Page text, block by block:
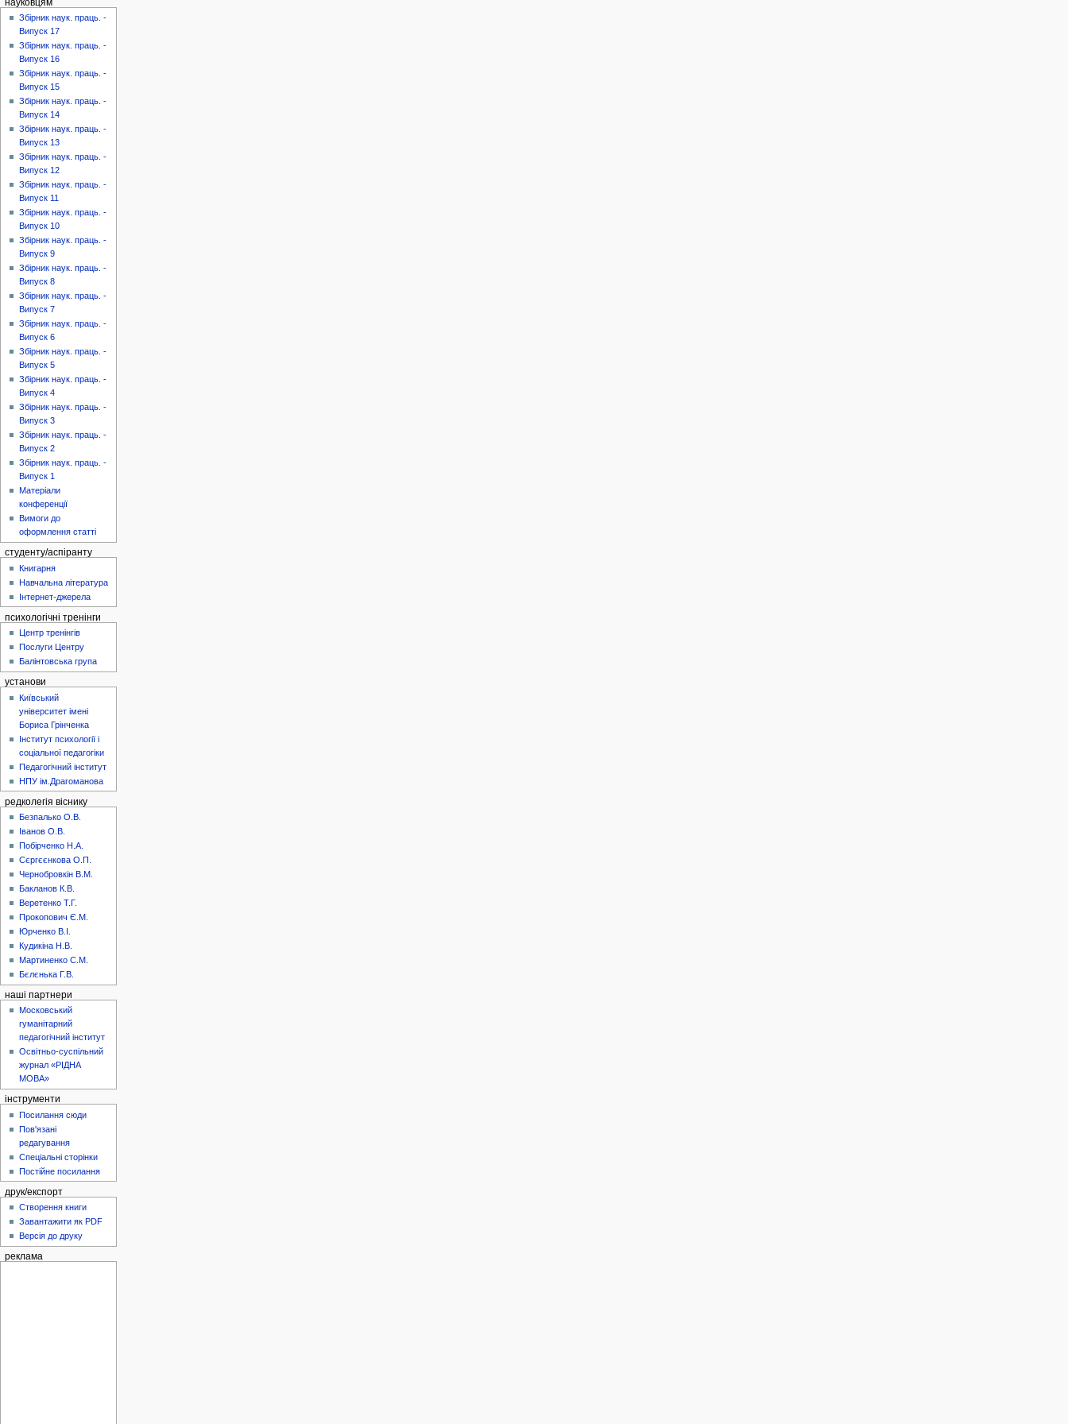
науковцям
Збірник наук. праць. -
Випуск 17
Збірник наук. праць. -
Випуск 16
Збірник наук. праць. -
Випуск 15
Збірник наук. праць. -
Випуск 14
Збірник наук. праць. -
Випуск 13
Збірник наук. праць. -
Випуск 12
Збірник наук. праць. -
Випуск 11
Збірник наук. праць. -
Випуск 10
Збірник наук. праць. -
Випуск 9
Збірник наук. праць. -
Випуск 8
Збірник наук. праць. -
Випуск 7
Збірник наук. праць. -
Випуск 6
Збірник наук. праць. -
Випуск 5
Збірник наук. праць. -
Випуск 4
Збірник наук. праць. -
Випуск 3
Збірник наук. праць. -
Випуск 2
Збірник наук. праць. -
Випуск 1
Матеріали
конференції
Вимоги до
оформлення статті
студенту/аспіранту
Книгарня
Навчальна література
Інтернет-джерела
психологічні тренінги
Центр тренінгів
Послуги Центру
Балінтовська група
установи
Київський
університет імені
Бориса Грінченка
Інститут психології і
соціальної педагогіки
Педагогічний інститут
НПУ ім.Драгоманова
редколегія віснику
Безпалько О.В.
Іванов О.В.
Побірченко Н.А.
Сєргєєнкова О.П.
Чернобровкін В.М.
Бакланов К.В.
Веретенко Т.Г.
Прокопович Є.М.
Юрченко В.І.
Кудикіна Н.В.
Мартиненко С.М.
Бєлєнька Г.В.
наші партнери
Московський
гуманітарний
педагогічний інститут
Освітньо-суспільний
журнал «РІДНА
МОВА»
інструменти
Посилання сюди
Пов'язані
редагування
Спеціальні сторінки
Постійне посилання
друк/експорт
Створення книги
Завантажити як PDF
Версія до друку
реклама